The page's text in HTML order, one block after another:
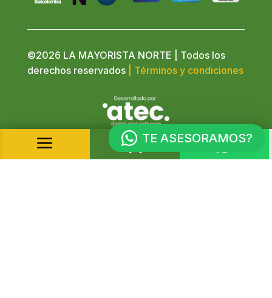
©2026 LA MAYORISTA NORTE | Todos los
derechos reservados
| Términos y condiciones
a  
TE ASESORAMOS?